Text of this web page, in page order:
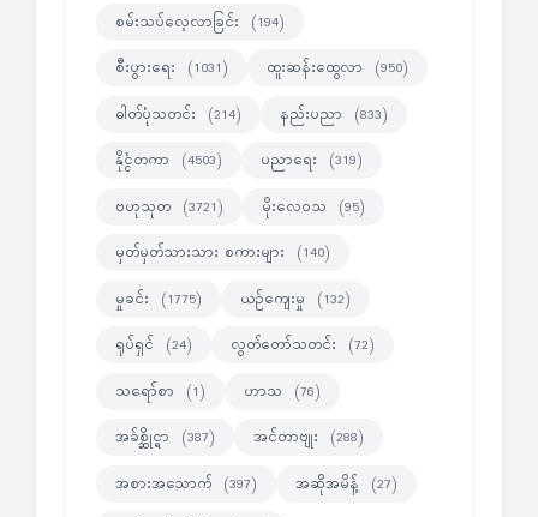
စမ်းသပ်လေ့လာခြင်း (194)
စီးပွားရေး (1031) ထူးဆန်းထွေလာ (950)
ဓါတ်ပုံသတင်း (214) နည်းပညာ (833)
နိုင္ငံတကာ (4503) ပညာရေး (319)
ဗဟုသုတ (3721) မိုးလေဝသ (95)
မှတ်မှတ်သားသား စကားများ (140)
မှုခင်း (1775) ယဉ်ကျေးမှု (132)
ရုပ်ရှင် (24) လွတ်တော်သတင်း (72)
သရော်စာ (1) ဟာသ (76)
အခ်စ္ဆိုင္ရာ (387) အင်တာဗျုး (288)
အစားအသောက် (397) အဆိုအမိန့် (27)